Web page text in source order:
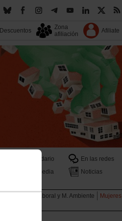
Descuentos
Zona
afiliación
Afiliate
Calendario
En las redes
Multimedia Noticias
Salud Laboral y M. Ambiente
Mujeres